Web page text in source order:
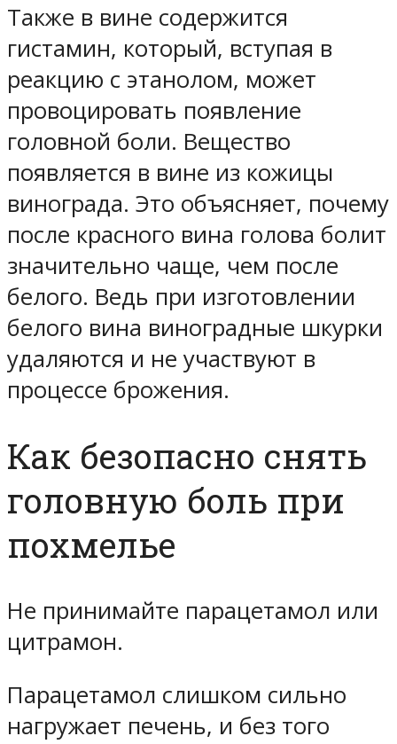
Также в вине содержится
гистамин, который, вступая в
реакцию с этанолом, может
провоцировать появление
головной боли. Вещество
появляется в вине из кожицы
винограда. Это объясняет, почему
после красного вина голова болит
значительно чаще, чем после
белого. Ведь при изготовлении
белого вина виноградные шкурки
удаляются и не участвуют в
процессе брожения.
Как безопасно снять
головную боль при
похмелье
Не принимайте парацетамол или
цитрамон.
Парацетамол слишком сильно
нагружает печень, и без того